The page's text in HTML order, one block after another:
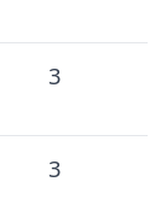
3
3